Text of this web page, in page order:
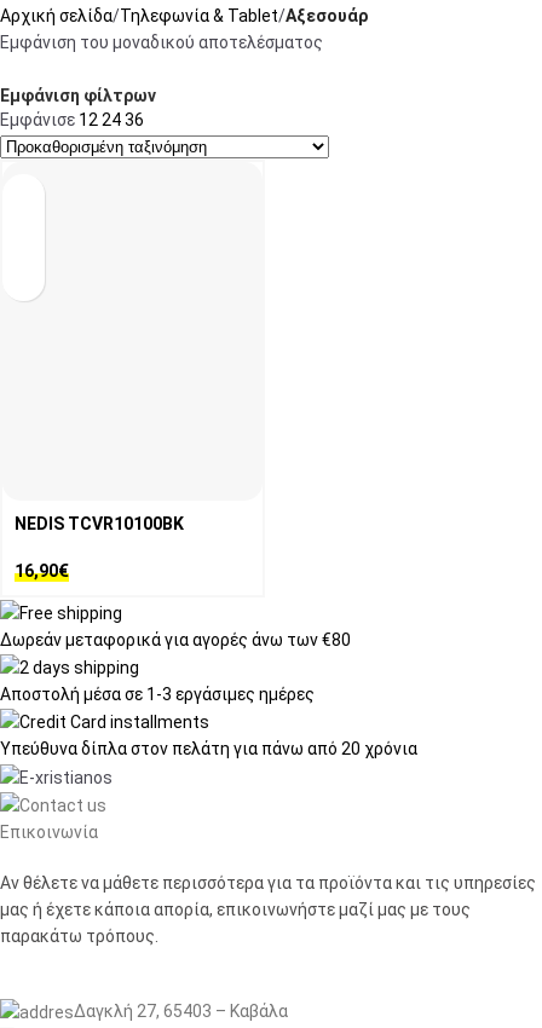
Αρχική σελίδα Τηλεφωνία & Tablet Αξεσουάρ
Εμφάνιση του μοναδικού αποτελέσματος
Εμφάνιση φίλτρων
Εμφάνισε 122436
NEDIS TCVR10100BK
16,90€
Δωρεάν μεταφορικάγια αγορές άνω των €80
Αποστολή μέσα σε 1-3 εργάσιμες ημέρες
Υπεύθυνα δίπλα στον πελάτη για πάνω από 20 χρόνια
Επικοινωνία
Αν θέλετε να μάθετε περισσότερα για τα προϊόντα και τις υπηρεσίες
μας ή έχετε κάποια απορία, επικοινωνήστε μαζί μας με τους
παρακάτω τρόπους.
Δαγκλή 27, 65403 – Καβάλα